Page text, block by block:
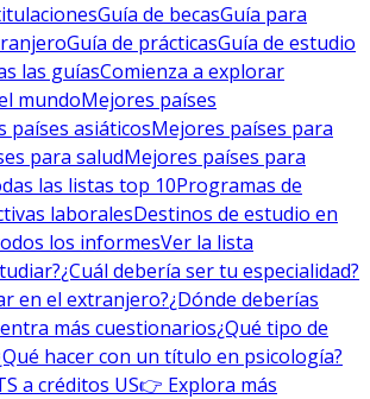
Guía de becasGuía para
Guía de prácticasGuía de estudio
las guíasComienza a explorar
mundoMejores países
países asiáticosMejores países para
para saludMejores países para
las listas top 10Programas de
laboralesDestinos de estudio en
los informesVer la lista
¿Cuál debería ser tu especialidad?
en el extranjero?¿Dónde deberías
más cuestionarios¿Qué tipo de
hacer con un título en psicología?
a créditos US👉 Explora más